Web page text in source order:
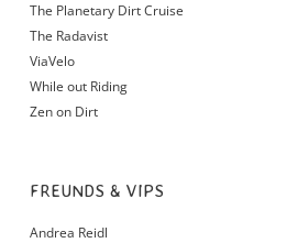
The Planetary Dirt Cruise
The Radavist
ViaVelo
While out Riding
Zen on Dirt
FREUNDS & VIPS
Andrea Reidl